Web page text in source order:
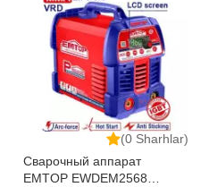
(0 Sharhlar)
Сварочный аппарат
EMTOP EWDEM2568